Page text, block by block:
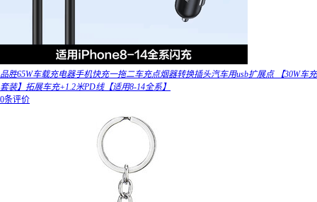
品胜65W车载充电器手机快充一拖二车充点烟器转换插头汽车用usb扩展点 【30W车充
套装】拓展车充+1.2米PD线【适用8-14全系】
0条评价